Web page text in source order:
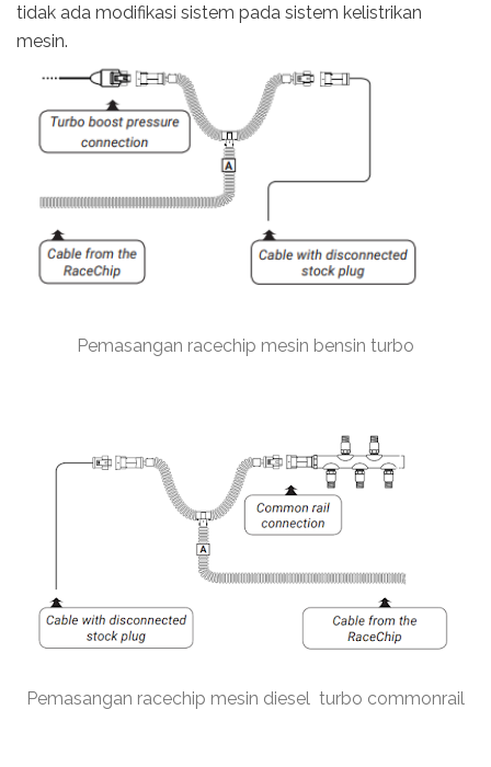
tidak ada modifikasi sistem pada sistem kelistrikan
mesin.
Pemasangan racechip mesin bensin turbo
Pemasangan racechip mesin diesel turbo commonrail